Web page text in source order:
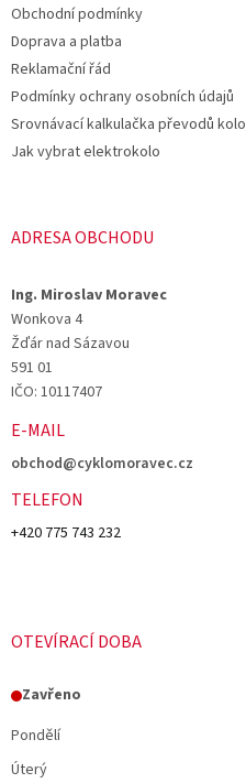
Obchodní podmínky
Doprava a platba
Reklamační řád
Podmínky ochrany osobních údajů
Srovnávací kalkulačka převodů kolo
Jak vybrat elektrokolo
ADRESA OBCHODU
Ing. Miroslav Moravec
Wonkova 4
Žďár nad Sázavou
591 01
IČO: 10117407
E-MAIL
obchod@cyklomoravec.cz
TELEFON
+420 775 743 232
OTEVÍRACÍ DOBA
Zavřeno
Pondělí
Úterý